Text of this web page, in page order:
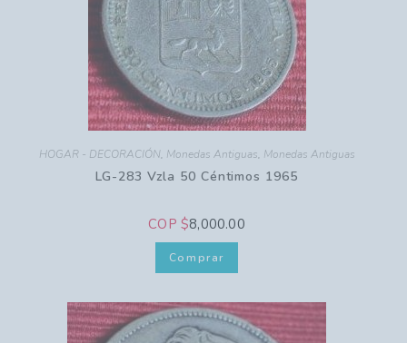
HOGAR - DECORACIÓN, Monedas Antiguas, Monedas Antiguas
LG-283 Vzla 50 Céntimos 1965
COP $8,000.00
Comprar